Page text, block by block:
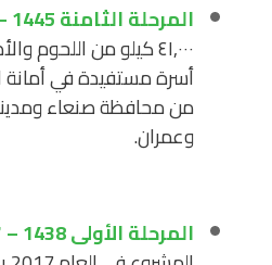
المرحلة الثامنة 1445 – 2024:
أسرة مستفيدة في أمانة
من محافظة صنعاء
وعمران.
المرحلة الأولى 1438 – 2017: